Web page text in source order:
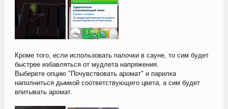
Кроме того, если использовать палочки в сауне, то сим будет
быстрее избавляться от мудлета напряжения.
Выберете опцию "Почувствовать аромат" и парилка
наполниться дымкой соответствующего цвета, а сим будет
впитывать аромат.